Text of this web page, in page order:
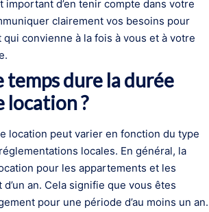
d’en tenir compte dans votre
clairement vos besoins pour
convienne à la fois à vous et à votre
temps dure la durée
location ?
location peut varier en fonction du type
locales. En général, la
pour les appartements et les
an. Cela signifie que vous êtes
pour une période d’au moins un an.